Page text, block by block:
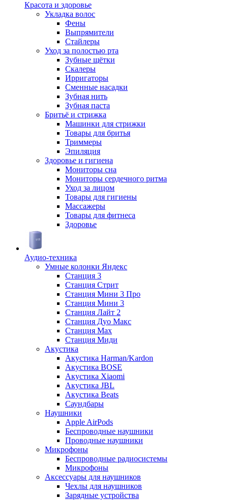
Красота и здоровье
Укладка волос
Фены
Выпрямители
Стайлеры
Уход за полостью рта
Зубные щётки
Скалеры
Ирригаторы
Сменные насадки
Зубная нить
Зубная паста
Бритьё и стрижка
Машинки для стрижки
Товары для бритья
Триммеры
Эпиляция
Здоровье и гигиена
Мониторы сна
Мониторы сердечного ритма
Уход за лицом
Товары для гигиены
Массажеры
Товары для фитнеса
Здоровье
Аудио-техника
Умные колонки Яндекс
Станция 3
Станция Стрит
Станция Мини 3 Про
Станция Мини 3
Станция Лайт 2
Станция Дуо Макс
Станция Max
Станция Миди
Акустика
Акустика Harman/Kardon
Акустика BOSE
Акустика Xiaomi
Акустика JBL
Акустика Beats
Саундбары
Наушники
Apple AirPods
Беспроводные наушники
Проводные наушники
Микрофоны
Беспроводные радиосистемы
Микрофоны
Аксессуары для наушников
Чехлы для наушников
Зарядные устройства